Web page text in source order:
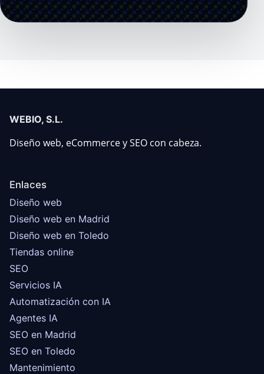
WEBIO, S.L.
Diseño web, eCommerce y SEO con cabeza.
Enlaces
Diseño web
Diseño web en Madrid
Diseño web en Toledo
Tiendas online
SEO
Servicios IA
Automatización con IA
Agentes IA
SEO en Madrid
SEO en Toledo
Mantenimiento